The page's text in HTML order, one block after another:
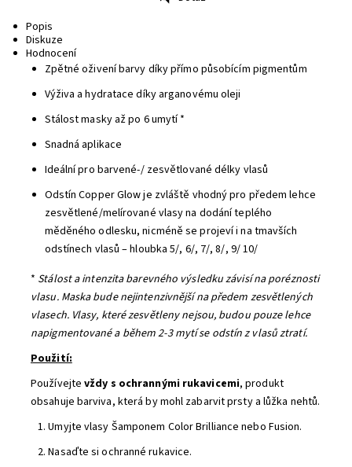
Popis
Diskuze
Hodnocení
Zpětné oživení barvy díky přímo působícím pigmentům
Výživa a hydratace díky arganovému oleji
Stálost masky až po 6 umytí *
Snadná aplikace
Ideální pro barvené-/ zesvětlované délky vlasů
Odstín Copper Glow je zvláště vhodný pro předem lehce
zesvětlené/melírované vlasy na dodání teplého
měděného odlesku, nicméně se projeví i na tmavších
odstínech vlasů – hloubka 5/, 6/, 7/, 8/, 9/ 10/
* Stálost a intenzita barevného výsledku závisí na poréznosti
vlasu. Maska bude nejintenzivnější na předem zesvětlených
vlasech. Vlasy, které zesvětleny nejsou, budou pouze lehce
napigmentované a během 2-3 mytí se odstín z vlasů ztratí.
Použití:
Používejtevždy s ochrannými rukavicemi, produkt
obsahuje barviva, která by mohl zabarvit prsty a lůžka nehtů.
Umyjte vlasy Šamponem Color Brilliance nebo Fusion.
Nasaďte si ochranné rukavice.